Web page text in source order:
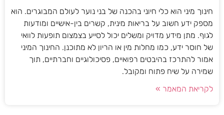
חינוך מיני הוא כלי חיוני בהכנה של בני נוער לעולם המבוגרים. הוא
מספק ידע חשוב על בריאות מינית, קשרים בין-אישיים ומודעות
לגוף. מתן מידע מדויק ומשלים יכול לסייע בצמצום תופעות לוואי
של חוסר ידע, כמו מחלות מין או הריון לא מתוכנן. החינוך המיני
אמור להתרכז בהיבטים רפואיים, פסיכולוגיים וחברתיים, תוך
שמירה על שיח פתוח ומקובל.
לקריאת המאמר »